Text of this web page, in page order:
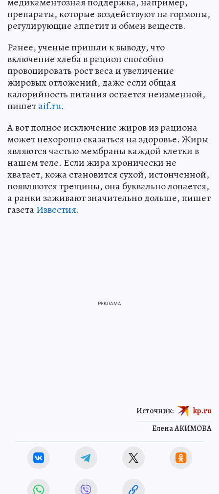
препараты, которые воздействуют на гормоны,
регулирующие аппетит и обмен веществ.
Ранее, ученые пришли к выводу, что
включение хлеба в рацион способно
провоцировать рост веса и увеличение
жировых отложений, даже если общая
калорийность питания остается неизменной,
пишетaif.ru.
А вот полное исключение жиров из рациона
может нехорошо сказаться на здоровье. Жиры
являются частью мембраны каждой клетки в
нашем теле. Если жира хронически не
хватает, кожа становится сухой, истонченной,
появляются трещины, она буквально лопается,
а ранки заживают значительно дольше, пишет
газетаИзвестия.
Елена АКИМОВА
Источник: kp.ru